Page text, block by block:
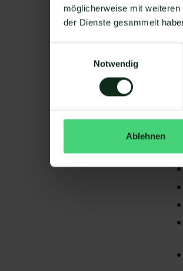
möglicherweise mit
der Dienste gesammelt
Notwendig
Ablehnen